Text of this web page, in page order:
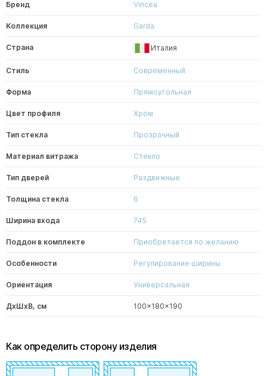
Бренд Vincea
Коллекция Garda
Страна Италия
Стиль Современный
Форма Прямоугольная
Цвет профиля Хром
Тип стекла Прозрачный
Материал витража Стекло
Тип дверей Раздвижные
Толщина стекла 6
Ширина входа 745
Поддон в комплекте Приобретается по желанию
Особенности Регулирование ширины
Ориентация Универсальная
ДxШxВ, см 100x180x190
Как определить сторону изделия